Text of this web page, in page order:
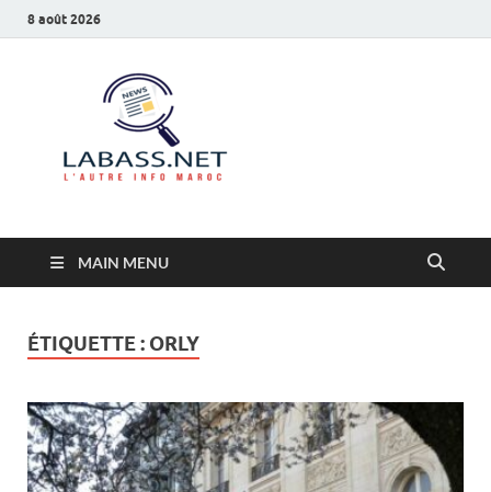
8 août 2026
MAIN MENU
ÉTIQUETTE : ORLY